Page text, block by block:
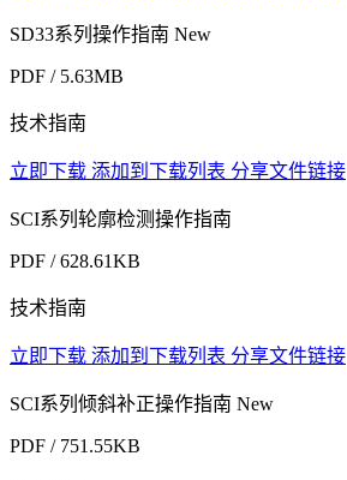
SD33系列操作指南 New
PDF / 5.63MB
技术指南
立即下载 添加到下载列表 分享文件链接
SCI系列轮廓检测操作指南
PDF / 628.61KB
技术指南
立即下载 添加到下载列表 分享文件链接
SCI系列倾斜补正操作指南 New
PDF / 751.55KB